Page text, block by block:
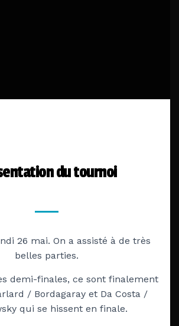
du tournoi
26 mai. On a assisté à de très
belles parties.
demi-finales, ce sont finalement
/ Bordagaray et Da Costa /
qui se hissent en finale.